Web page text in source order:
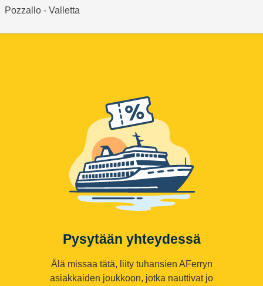
Pozzallo - Valletta
Pysytään yhteydessä
Älä missaa tätä, liity tuhansien AFerryn
asiakkaiden joukkoon, jotka nauttivat jo